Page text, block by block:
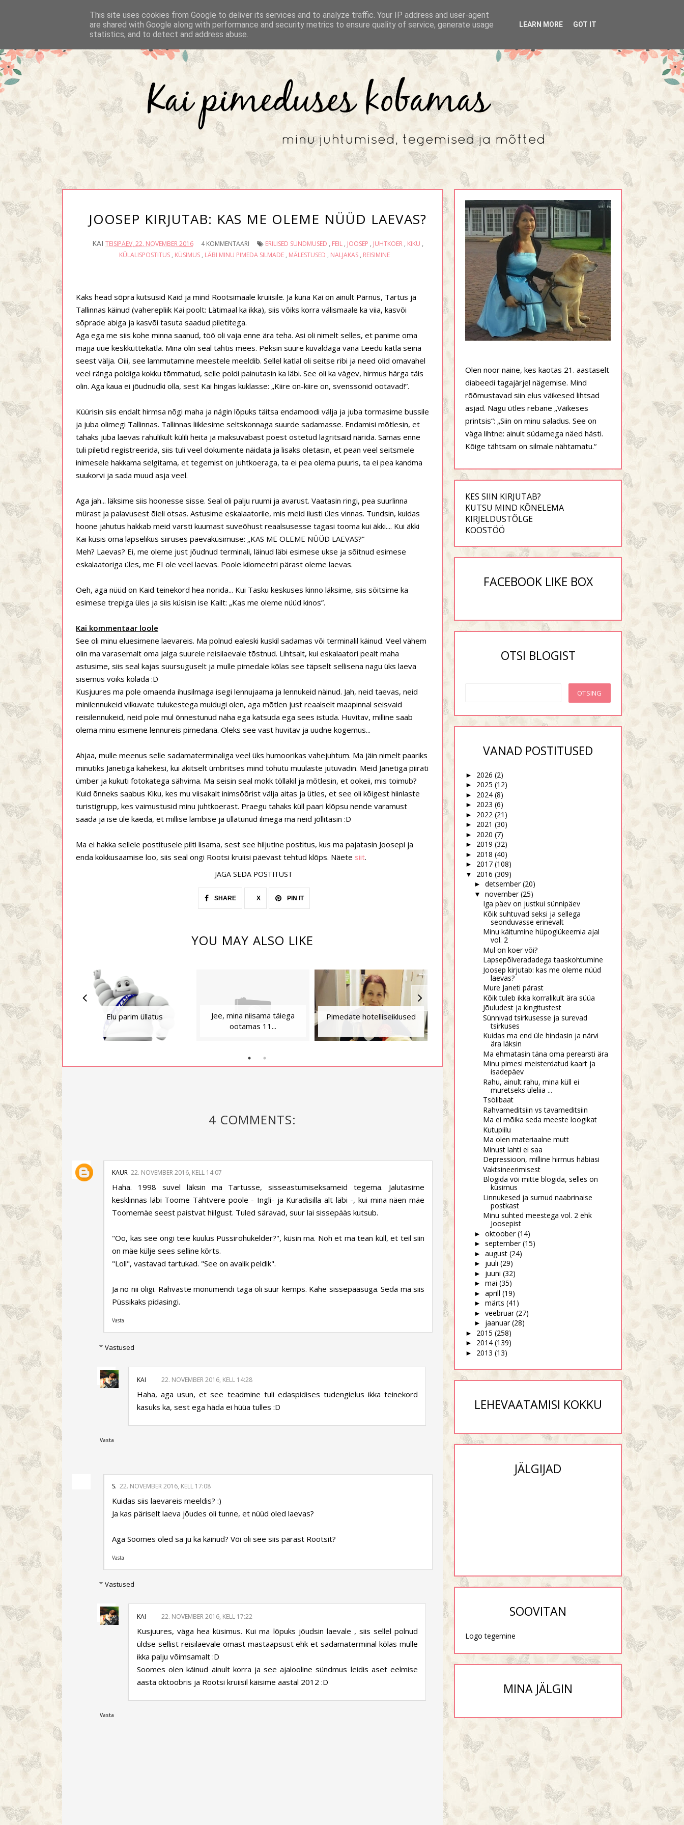
JOOSEP KIRJUTAB: KAS ME OLEME NÜÜD LAEVAS?
KAI TEISIPÄEV, 22. NOVEMBER 2016 4 KOMMENTAARI ERILISED SÜNDMUSED , FEIL, JOOSEP , JUHTKOER, KIKU ,
KÜLALISPOSTITUS , KÜSIMUS , LÄBI MINU PIMEDA SILMADE , MÄLESTUSED , NALJAKAS , REISIMINE
Kaks head sõpra kutsusid Kaid ja mind Rootsimaale kruiisile. Ja kuna Kai on ainult Pärnus, Tartus ja
Tallinnas käinud (vaherepliik Kai poolt: Lätimaal ka ikka), siis võiks korra välismaale ka viia, kasvõi
sõprade abiga ja kasvõi tasuta saadud piletitega.
Aga ega me siis kohe minna saanud, töö oli vaja enne ära teha. Asi oli nimelt selles, et panime oma
majja uue keskküttekatla. Mina olin seal tähtis mees. Peksin suure kuvaldaga vana Leedu katla seina
seest välja. Oiii, see lammutamine meestele meeldib. Sellel katlal oli seitse ribi ja need olid omavahel
veel ränga poldiga kokku tõmmatud, selle poldi painutasin ka läbi. See oli ka vägev, hirmus härga täis
olin. Aga kaua ei jõudnudki olla, sest Kai hingas kuklasse: „Kiire on-kiire on, svenssonid ootavad!”.
Küürisin siis endalt hirmsa nõgi maha ja nägin lõpuks täitsa endamoodi välja ja juba tormasime bussile
ja juba olimegi Tallinnas. Tallinnas liiklesime seltskonnaga suurde sadamasse. Endamisi mõtlesin, et
tahaks juba laevas rahulikult külili heita ja maksuvabast poest ostetud lagritsaid närida. Samas enne
tuli piletid registreerida, siis tuli veel dokumente näidata ja lisaks oletasin, et pean veel seitsmele
inimesele hakkama selgitama, et tegemist on juhtkoeraga, ta ei pea olema puuris, ta ei pea kandma
suukorvi ja sada muud asja veel.
Aga jah... läksime siis hoonesse sisse. Seal oli palju ruumi ja avarust. Vaatasin ringi, pea suurlinna
mürast ja palavusest õieli otsas. Astusime eskalaatorile, mis meid ilusti üles vinnas. Tundsin, kuidas
hoone jahutus hakkab meid varsti kuumast suveõhust reaalsusesse tagasi tooma kui äkki.... Kui äkki
Kai küsis oma lapselikus siiruses päevaküsimuse: „KAS ME OLEME NÜÜD LAEVAS?”
Meh? Laevas? Ei, me oleme just jõudnud terminali, läinud läbi esimese ukse ja sõitnud esimese
eskalaatoriga üles, me EI ole veel laevas. Poole kilomeetri pärast oleme laevas.
Oeh, aga nüüd on Kaid teinekord hea norida... Kui Tasku keskuses kinno läksime, siis sõitsime ka
esimese trepiga üles ja siis küsisin ise Kailt: „Kas me oleme nüüd kinos”.
Kai kommentaar loole
See oli minu eluesimene laevareis. Ma polnud ealeski kuskil sadamas või terminalil käinud. Veel vähem
olin ma varasemalt oma jalga suurele reisilaevale tõstnud. Lihtsalt, kui eskalaatori pealt maha
astusime, siis seal kajas suursuguselt ja mulle pimedale kõlas see täpselt sellisena nagu üks laeva
sisemus võiks kõlada :D
Kusjuures ma pole omaenda ihusilmaga isegi lennujaama ja lennukeid näinud. Jah, neid taevas, neid
minilennukeid vilkuvate tulukestega muidugi olen, aga mõtlen just reaalselt maapinnal seisvaid
reisilennukeid, neid pole mul õnnestunud näha ega katsuda ega sees istuda. Huvitav, milline saab
olema minu esimene lennureis pimedana. Oleks see vast huvitav ja uudne kogemus...
Ahjaa, mulle meenus selle sadamaterminaliga veel üks humoorikas vahejuhtum. Ma jäin nimelt paariks
minutiks Janetiga kahekesi, kui äkitselt ümbritses mind tohutu muulaste jutuvadin. Meid Janetiga piirati
ümber ja kukuti fotokatega sähvima. Ma seisin seal mokk töllakil ja mõtlesin, et ookeii, mis toimub?
Kuid õnneks saabus Kiku, kes mu viisakalt inimsõõrist välja aitas ja ütles, et see oli kõigest hiinlaste
turistigrupp, kes vaimustusid minu juhtkoerast. Praegu tahaks küll paari klõpsu nende varamust
saada ja ise üle kaeda, et millise lambise ja üllatunud ilmega ma neid jõllitasin :D
Ma ei hakka sellele postitusele pilti lisama, sest see hiljutine postitus, kus ma pajatasin Joosepi ja
enda kokkusaamise loo, siis seal ongi Rootsi kruiisi päevast tehtud klõps. Näete siit.
JAGA SEDA POSTITUST
SHARE X PIN IT
YOU MAY ALSO LIKE
Elu parim üllatus
Jee, mina niisama täiega
ootamas 11...
Pimedate hotelliseiklused
Pimedal inimesel võiks olla
alati p...
Pimedad ei ole mingid
4 COMMENTS:
KAUR 22. NOVEMBER 2016, KELL 14:07
Haha. 1998 suvel läksin ma Tartusse, sisseastumiseksameid tegema. Jalutasime
kesklinnas läbi Toome Tähtvere poole - Ingli- ja Kuradisilla alt läbi -, kui mina näen mäe
Toomemäe seest paistvat hiilgust. Tuled säravad, suur lai sissepääs kutsub.
"Oo, kas see ongi teie kuulus Püssirohukelder?", küsin ma. Noh et ma tean küll, et teil siin
on mäe külje sees selline kõrts.
"Loll", vastavad tartukad. "See on avalik peldik".
Ja no nii oligi. Rahvaste monumendi taga oli suur kemps. Kahe sissepääsuga. Seda ma siis
Püssikaks pidasingi.
Vasta
Vastused
KAI 22. NOVEMBER 2016, KELL 14:28
Haha, aga usun, et see teadmine tuli edaspidises tudengielus ikka teinekord
kasuks ka, sest ega häda ei hüüa tulles :D
Vasta
S. 22. NOVEMBER 2016, KELL 17:08
Kuidas siis laevareis meeldis? :)
Ja kas päriselt laeva jõudes oli tunne, et nüüd oled laevas?
Aga Soomes oled sa ju ka käinud? Või oli see siis pärast Rootsit?
Vasta
Vastused
KAI 22. NOVEMBER 2016, KELL 17:22
Kusjuures, väga hea küsimus. Kui ma lõpuks jõudsin laevale , siis sellel polnud
üldse sellist reisilaevale omast mastaapsust ehk et sadamaterminal kõlas mulle
ikka palju võimsamalt :D
Soomes olen käinud ainult korra ja see ajalooline sündmus leidis aset eelmise
aasta oktoobris ja Rootsi kruiisil käisime aastal 2012 :D
Vasta
Olen noor naine, kes kaotas 21. aastaselt
diabeedi tagajärjel nägemise. Mind
rõõmustavad siin elus väikesed lihtsad
asjad. Nagu ütles rebane „Väikeses
printsis“: „Siin on minu saladus. See on
väga lihtne: ainult südamega näed hästi.
Kõige tähtsam on silmale nähtamatu.“
KES SIIN KIRJUTAB?
KUTSU MIND KÕNELEMA
KIRJELDUSTÕLGE
KOOSTÖÖ
FACEBOOK LIKE BOX
OTSI BLOGIST
VANAD POSTITUSED
► 2026 (2)
► 2025 (12)
► 2024 (8)
► 2023 (6)
► 2022 (21)
► 2021 (30)
► 2020 (7)
► 2019 (32)
► 2018 (40)
► 2017 (108)
▼ 2016 (309)
► detsember (20)
▼ november (25)
Iga päev on justkui sünnipäev
Kõik suhtuvad seksi ja sellega
seonduvasse erinevalt
Minu käitumine hüpoglükeemia ajal
vol. 2
Mul on koer või?
Lapsepõlveradadega taaskohtumine
Joosep kirjutab: kas me oleme nüüd
laevas?
Mure Janeti pärast
Kõik tuleb ikka korralikult ära süüa
Jõuludest ja kingitustest
Sünnivad tsirkusesse ja surevad
tsirkuses
Kuidas ma end üle hindasin ja närvi
ära läksin
Ma ehmatasin täna oma perearsti ära
Minu pimesi meisterdatud kaart ja
isadepäev
Rahu, ainult rahu, mina küll ei
muretseks üleliia ...
Tsölibaat
Rahvameditsiin vs tavameditsiin
Ma ei mõika seda meeste loogikat
Kutupiilu
Ma olen materiaalne mutt
Minust lahti ei saa
Depressioon, milline hirmus häbiasi
Vaktsineerimisest
Blogida või mitte blogida, selles on
küsimus
Linnukesed ja surnud naabrinaise
postkast
Minu suhted meestega vol. 2 ehk
Joosepist
► oktoober (14)
► september (15)
► august (24)
► juuli (29)
► juuni (32)
► mai (35)
► aprill (19)
► märts (41)
► veebruar (27)
► jaanuar (28)
► 2015 (258)
► 2014 (139)
► 2013 (13)
LEHEVAATAMISI KOKKU
JÄLGIJAD
SOOVITAN
Logo tegemine
MINA JÄLGIN
This site uses cookies from Google to deliver its services and to analyze traffic. Your IP address and user-agent
are shared with Google along with performance and security metrics to ensure quality of service, generate usage
statistics, and to detect and address abuse.
LEARN MORE GOT IT